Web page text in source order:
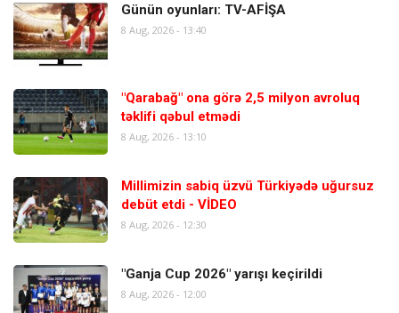
Günün oyunları: TV-AFİŞA
8 Aug, 2026 - 13:40
"Qarabağ" ona görə 2,5 milyon avroluq
təklifi qəbul etmədi
8 Aug, 2026 - 13:10
Millimizin sabiq üzvü Türkiyədə uğursuz
debüt etdi - VİDEO
8 Aug, 2026 - 12:30
"Ganja Cup 2026" yarışı keçirildi
8 Aug, 2026 - 12:00